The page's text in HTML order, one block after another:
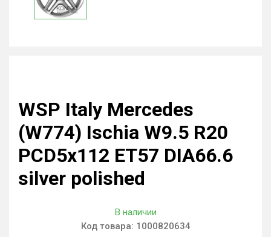
WSP Italy Mercedes
(W774) Ischia W9.5 R20
PCD5x112 ET57 DIA66.6
silver polished
В наличии
Код товара: 1000820634